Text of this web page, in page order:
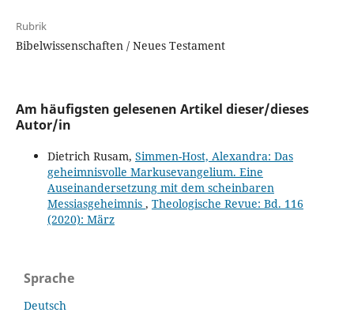
Rubrik
Bibelwissenschaften / Neues Testament
Am häufigsten gelesenen Artikel dieser/dieses
Autor/in
Dietrich Rusam, Simmen-Host, Alexandra: Das
geheimnisvolle Markusevangelium. Eine
Auseinandersetzung mit dem scheinbaren
Messiasgeheimnis , Theologische Revue: Bd. 116
(2020): März
Sprache
Deutsch